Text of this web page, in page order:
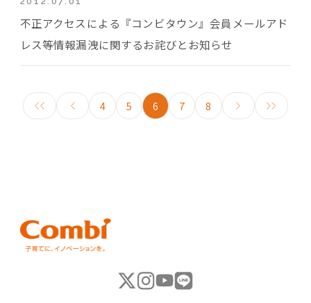
不正アクセスによる『コンビタウン』会員メールアド
レス等情報漏洩に関するお詫びとお知らせ
4 5 6 7 8